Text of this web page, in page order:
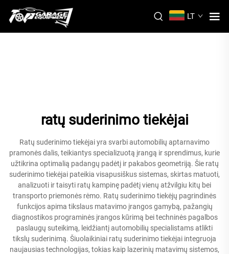
LT
ratų suderinimo tiekėjai
Ratų suderinimo tiekėjai yra svarbi automobilių aptarnavimo
pramonės dalis, teikiantys specializuotą įrangą ir sprendimus, kurie
užtikrina optimalią padangų padėtį ir pakabos geometriją. Šie ratų
suderinimo tiekėjai pateikia visapusiškus sistemas, skirtas matuoti,
analizuoti ir taisyti ratų kampinę padėtį vienų atžvilgiu kitų bei
transporto priemonės rėmo. Ratų suderinimo tiekėjų pagrindinės
funkcijos apima tikslaus matavimo įrangos gamybą, pažangių
diagnostikos programinės įrangos kūrimą bei techninės pagalbos
paslaugų suteikimą, leidžiantį automobilių specialistams atlikti
tikslų suderinimą. Šiuolaikiniai ratų suderinimo tiekėjai integruoja
naujausias technologijas, tokias kaip lazerinių matavimų sistemos,